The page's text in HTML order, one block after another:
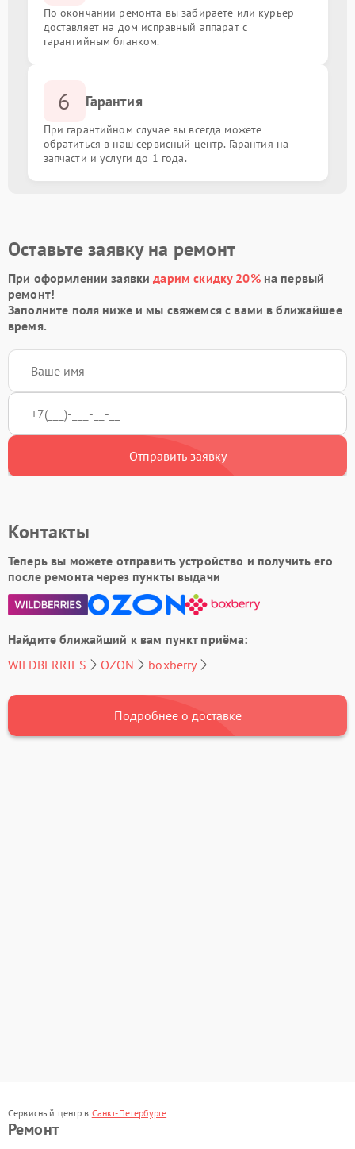
По окончании ремонта вы забираете или курьер
доставляет на дом исправный аппарат с
гарантийным бланком.
6 Гарантия
При гарантийном случае вы всегда можете
обратиться в наш сервисный центр. Гарантия на
запчасти и услуги до 1 года.
Оставьте заявку на ремонт
При оформлении заявкидарим скидку 20%на первый
ремонт!
Заполните поля ниже и мы свяжемся с вами в ближайшее
время.
Отправить заявку
Контакты
Теперь вы можете отправить устройство и получить его
после ремонта через пункты выдачи
Найдите ближайший к вам пункт приёма:
WILDBERRIES
OZON boxberry
Подробнее о доставке
Сервисный центр в Санкт-Петербурге
Ремонт